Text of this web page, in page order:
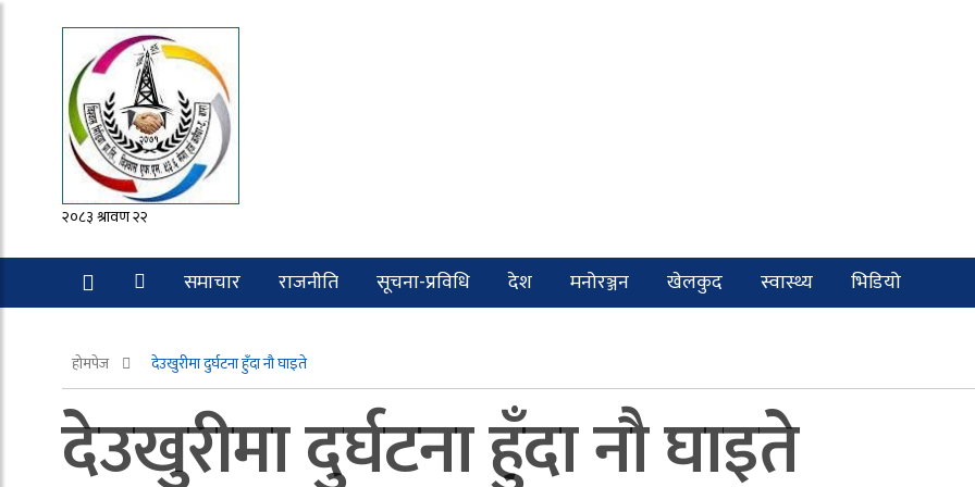
२०८३ श्रावण २२
समाचार राजनीति सूचना-प्रविधि देश मनोरञ्जन खेलकुद स्वास्थ्य
भिडियो
होमपेज देउखुरीमा दुर्घटना हुँदा नौ घाइते
देउखुरीमा दुर्घटना हुँदा नौ घाइते